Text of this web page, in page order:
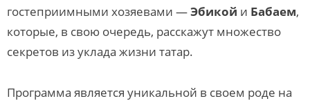
гостеприимными хозяевами —Эбикой и Бабаем,
которые, в свою очередь, расскажут множество
секретов из уклада жизни татар.
Программа является уникальной в своем роде на